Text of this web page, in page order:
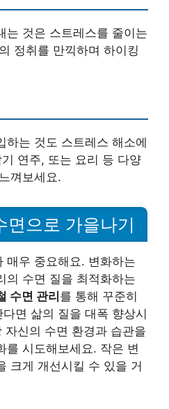
는 것은 스트레스를 줄이는
정취를 만끽하며 하이킹
하는 것도 스트레스 해소에
연주, 또는 요리 등 다양
껴보세요.
면으로 가을나기
매우 중요해요. 변화하는
의 수면 질을 최적화하는
수면 관리를 통해 꾸준히
면 삶의 질을 대폭 향상시
자신의 수면 환경과 습관을
를 시도해보세요. 작은 변
크게 개선시킬 수 있을 거